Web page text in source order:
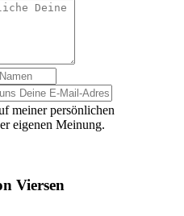
meiner persönlichen
eigenen Meinung.
Viersen